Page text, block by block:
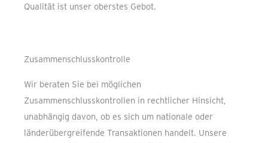
Qualität ist unser oberstes Gebot.
Zusammenschlusskontrolle
Wir beraten Sie bei möglichen
Zusammenschlusskontrollen in rechtlicher Hinsicht,
unabhängig davon, ob es sich um nationale oder
länderübergreifende Transaktionen handelt. Unsere